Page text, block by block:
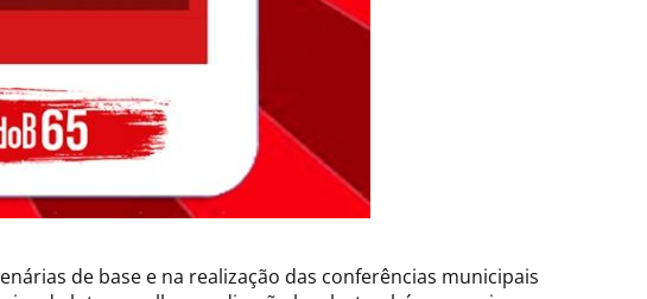
de base e na realização das conferências municipais